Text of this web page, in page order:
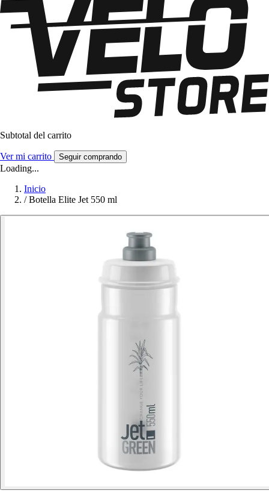
Subtotal del carrito
Ver mi carrito Seguir comprando
Loading...
Inicio
/ Botella Elite Jet 550 ml